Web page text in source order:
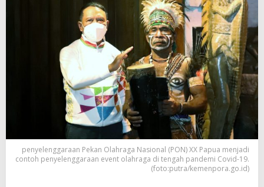
m
i
,
P
e
n
y
e
l
e
g
g
penyelenggaraan Pekan Olahraga Nasional (PON) XX Papua menjadi
contoh penyelenggaraan event olahraga di tengah pandemi Covid-19.
(foto:putra/kemenpora.go.id)